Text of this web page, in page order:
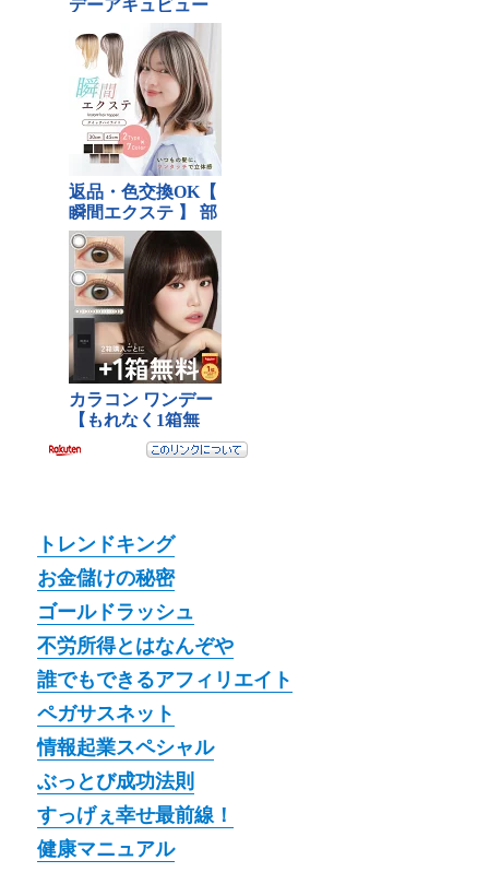
トレンドキング
お金儲けの秘密
ゴールドラッシュ
不労所得とはなんぞや
誰でもできるアフィリエイト
ペガサスネット
情報起業スペシャル
ぶっとび成功法則
すっげぇ幸せ最前線！
健康マニュアル